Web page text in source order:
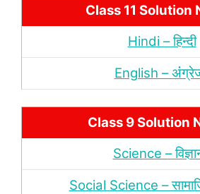
Class 11 Solution
Hindi – हिन्‍दी
English –
Class 9 Solution
Science –
Social Science –